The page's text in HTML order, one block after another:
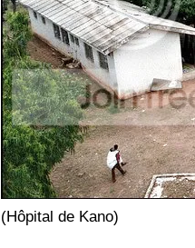
(Hôpital de Kano)